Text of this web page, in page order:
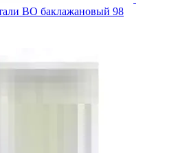
ВО баклажановый 98